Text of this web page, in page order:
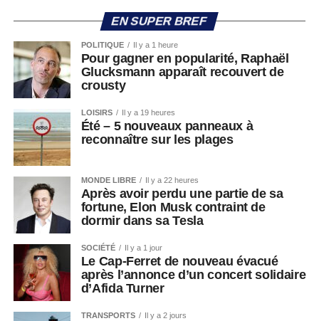
EN SUPER BREF
POLITIQUE Il y a 1 heure
Pour gagner en popularité, Raphaël
Glucksmann apparaît recouvert de
crousty
LOISIRS Il y a 19 heures
Été – 5 nouveaux panneaux à
reconnaître sur les plages
MONDE LIBRE Il y a 22 heures
Après avoir perdu une partie de sa
fortune, Elon Musk contraint de
dormir dans sa Tesla
SOCIÉTÉ Il y a 1 jour
Le Cap-Ferret de nouveau évacué
après l’annonce d’un concert solidaire
d’Afida Turner
TRANSPORTS Il y a 2 jours